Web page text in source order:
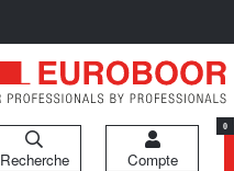
Recherche Compte
0